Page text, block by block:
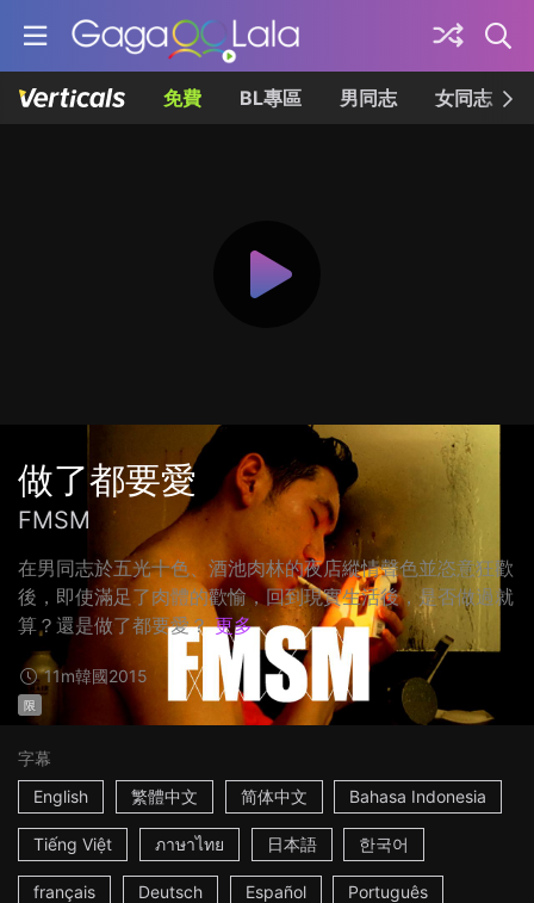
免費 BL專區 男同志 女同志
做了都要愛
FMSM
在男同志於五光十色、酒池肉林的夜店縱情聲色並恣意狂歡
後，即使滿足了肉體的歡愉，回到現實生活後，是否做過就
算？還是做了都要愛？ 更多
11m韓國2015
限
字幕
English
繁體中文 简体中文 Bahasa Indonesia
Tiếng Việt ภาษาไทย 日本語 한국어
français Deutsch Español Português